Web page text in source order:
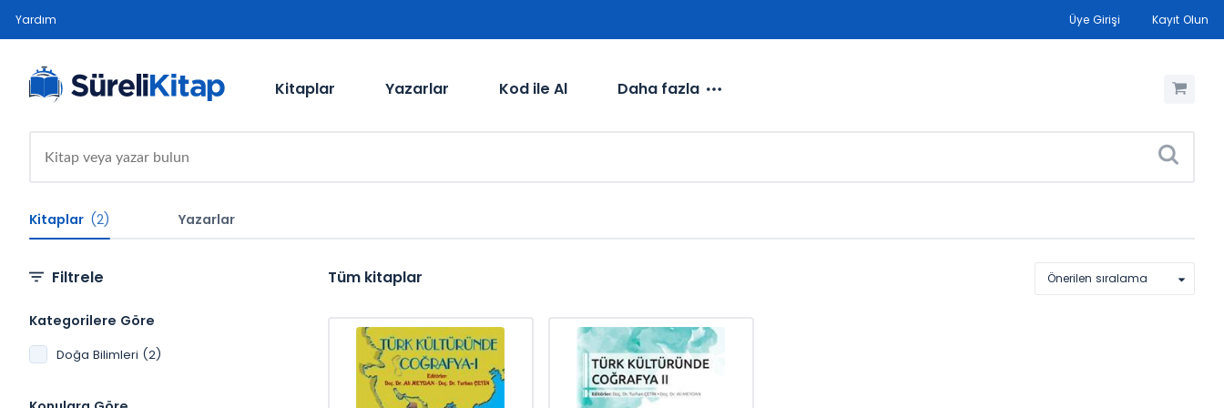
Yardım Üye Girişi Kayıt Olun
Kitaplar Yazarlar Kod ile Al Daha fazla
Kitaplar (2) Yazarlar
Filtrele
Kategorilere Göre
Doğa Bilimleri (2)
Tüm kitaplar Önerilen sıralama